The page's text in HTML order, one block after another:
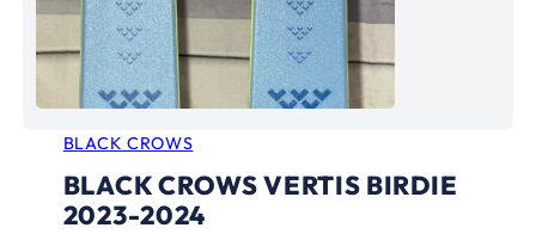
BLACK CROWS
BLACK CROWS VERTIS BIRDIE
2023-2024